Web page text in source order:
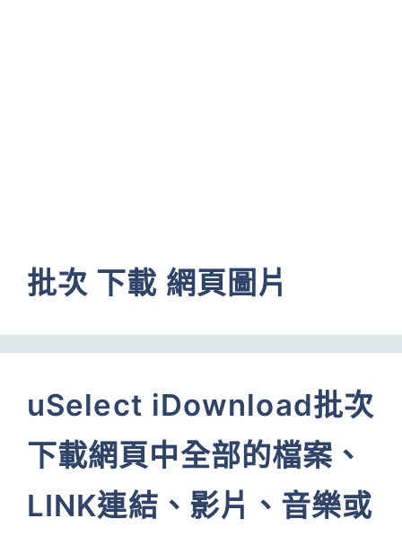
批次 下載 網頁圖片
uSelect iDownload批次
下載網頁中全部的檔案、
LINK連結、影片、音樂或